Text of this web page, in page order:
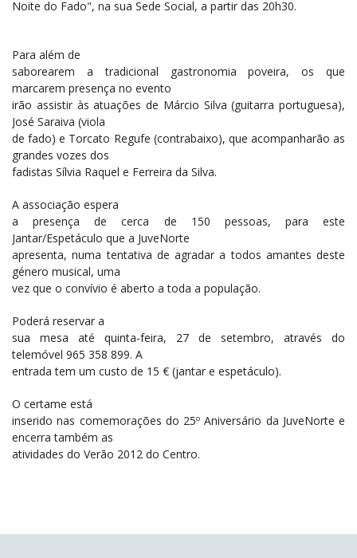
Noite do Fado", na sua Sede Social, a partir das 20h30.
Para além de
saborearem a tradicional gastronomia poveira, os que
marcarem presença no evento
irão assistir às atuações de Márcio Silva (guitarra portuguesa),
José Saraiva (viola
de fado) e Torcato Regufe (contrabaixo), que acompanharão as
grandes vozes dos
fadistas Sílvia Raquel e Ferreira da Silva.
A associação espera
a presença de cerca de 150 pessoas, para este
Jantar/Espetáculo que a JuveNorte
apresenta, numa tentativa de agradar a todos amantes deste
género musical, uma
vez que o convívio é aberto a toda a população.
Poderá reservar a
sua mesa até quinta-feira, 27 de setembro, através do
telemóvel 965 358 899. A
entrada tem um custo de 15 € (jantar e espetáculo).
O certame está
inserido nas comemorações do 25º Aniversário da JuveNorte e
encerra também as
atividades do Verão 2012 do Centro.